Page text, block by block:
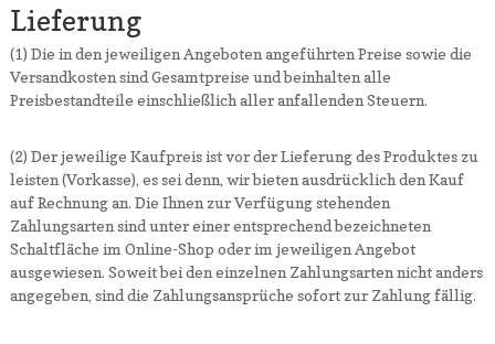
Lieferung
(1) Die in den jeweiligen Angeboten angeführten Preise sowie die
Versandkosten sind Gesamtpreise und beinhalten alle
Preisbestandteile einschließlich aller anfallenden Steuern.
(2) Der jeweilige Kaufpreis ist vor der Lieferung des Produktes zu
leisten (Vorkasse), es sei denn, wir bieten ausdrücklich den Kauf
auf Rechnung an. Die Ihnen zur Verfügung stehenden
Zahlungsarten sind unter einer entsprechend bezeichneten
Schaltfläche im Online-Shop oder im jeweiligen Angebot
ausgewiesen. Soweit bei den einzelnen Zahlungsarten nicht anders
angegeben, sind die Zahlungsansprüche sofort zur Zahlung fällig.